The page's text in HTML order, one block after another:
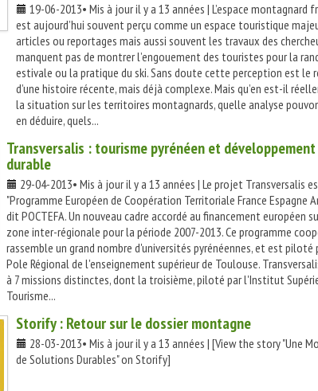
19-06-2013• Mis à jour il y a 13 années | L’espace montagnard
est aujourd’hui souvent perçu comme un espace touristique
articles ou reportages mais aussi souvent les travaux des
manquent pas de montrer l’engouement des touristes pour la
estivale ou la pratique du ski. Sans doute cette perception est le
d’une histoire récente, mais déjà complexe. Mais qu’en est-il
la situation sur les territoires montagnards, quelle analyse
en déduire, quels...
Transversalis : tourisme pyrénéen et développement
durable
29-04-2013• Mis à jour il y a 13 années | Le projet Transversalis
"Programme Européen de Coopération Territoriale France Espagne
dit POCTEFA. Un nouveau cadre accordé au financement européen
zone inter-régionale pour la période 2007-2013. Ce programme
rassemble un grand nombre d'universités pyrénéennes, et est piloté
Pole Régional de l'enseignement supérieur de Toulouse.
à 7 missions distinctes, dont la troisième, piloté par l'Institut
Tourisme...
Storify : Retour sur le dossier montagne
28-03-2013• Mis à jour il y a 13 années | [View the story "Une
de Solutions Durables" on Storify]